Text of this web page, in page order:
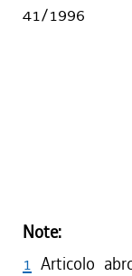
41/1996
Note:
1 Articolo